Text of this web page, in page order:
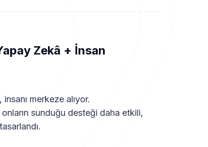
Zekâ + İnsan
merkeze alıyor.
sunduğu desteği daha etkili,